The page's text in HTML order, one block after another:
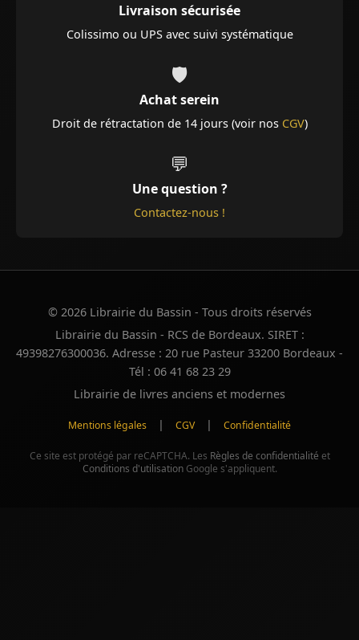
Livraison sécurisée
Colissimo ou UPS avec suivi systématique
🛡️
Achat serein
Droit de rétractation de 14 jours (voir nos CGV)
💬
Une question ?
Contactez-nous !
© 2026 Librairie du Bassin - Tous droits réservés
Librairie du Bassin - RCS de Bordeaux. SIRET :
49398276300036. Adresse : 20 rue Pasteur 33200 Bordeaux -
Tél : 06 41 68 23 29
Librairie de livres anciens et modernes
Mentions légales | CGV | Confidentialité
Ce site est protégé par reCAPTCHA. Les Règles de confidentialité et
Conditions d'utilisationGoogle s'appliquent.